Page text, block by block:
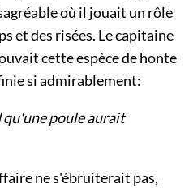
où il jouait un rôle
et des risées. Le capitaine
cette espèce de honte
si admirablement:
poule aurait
ne s'ébruiterait pas,